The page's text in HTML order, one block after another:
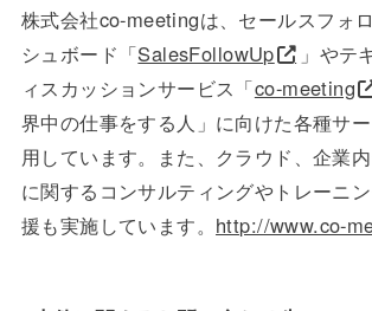
株式会社co-meetingは、セールスフォ
シュボード「SalesFollowUp
」やテ
ィスカッションサービス「co-meeting
界中の仕事をする人」に向けた各種サ
用しています。また、クラウド、企業
に関するコンサルティングやトレーニ
援も実施しています。 http://www.co-